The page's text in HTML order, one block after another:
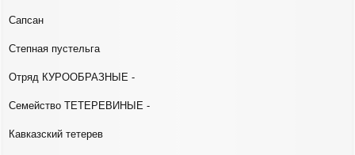
Сапсан
Степная пустельга
Отряд КУРООБРАЗНЫЕ -
Семейство ТЕТЕРЕВИНЫЕ -
Кавказский тетерев